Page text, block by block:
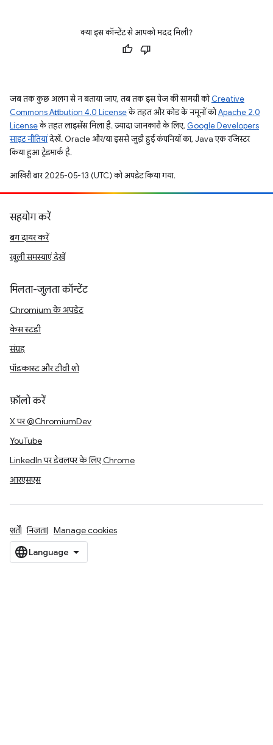
क्या इस कॉन्टेंट से आपको मदद मिली?
जब तक कुछ अलग से न बताया जाए, तब तक इस पेज की सामग्री कोCreative
Commons Attribution 4.0 Licenseके तहत और कोड के नमूनों कोApache 2.0
Licenseके तहत लाइसेंस मिला है. ज़्यादा जानकारी के लिए, Google Developers
साइट नीतियांदेखें. Oracle और/या इससे जुड़ी हुई कंपनियों का, Java एक रजिस्टर
किया हुआ ट्रेडमार्क है.
आखिरी बार 2025-05-13 (UTC) को अपडेट किया गया.
सहयोग करें
बग दायर करें
खुली समस्याएं देखें
मिलता-जुलता कॉन्टेंट
Chromium के अपडेट
केस स्टडी
संग्रह
पॉडकास्ट और टीवी शो
फ़ॉलो करें
X पर @ChromiumDev
YouTube
LinkedIn पर डेवलपर के लिए Chrome
आरएसएस
शर्तें निजता Manage cookies